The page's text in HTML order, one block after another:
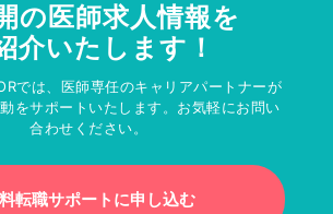
の医師求人情報を
介いたします！
では、医師専任のキャリアパートナーが
をサポートいたします。お気軽にお問い
合わせください。
転職サポートに申し込む